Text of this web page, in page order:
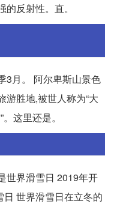
反射性。直。
3月。 阿尔卑斯山景色
游胜地,被世人称为“大
这里还是。
世界滑雪日 2019年开
世界滑雪日在立冬的